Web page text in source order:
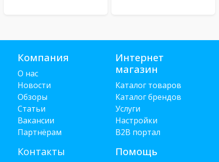
Компания
О нас
Новости
Обзоры
Статьи
Вакансии
Партнёрам
Контакты
Интернет
магазин
Каталог товаров
Каталог брендов
Услуги
Настройки
B2B портал
Помощь